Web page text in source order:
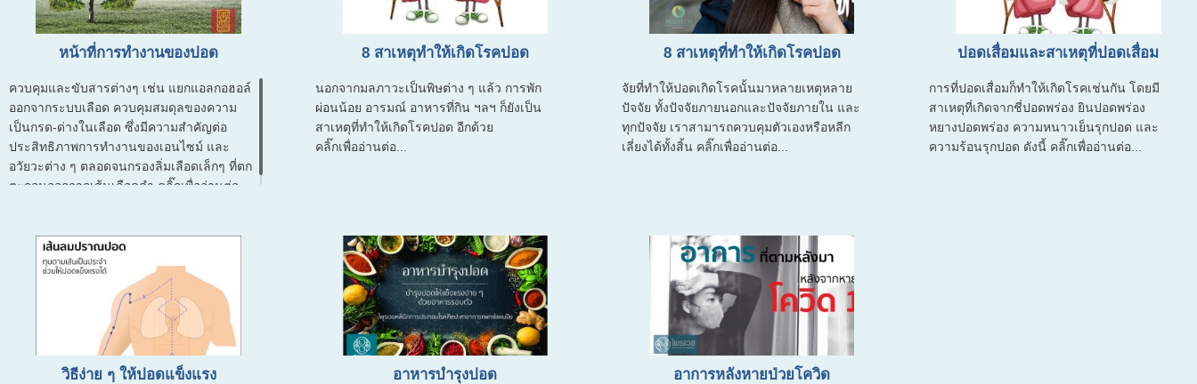
หน้าที่การทำงานของปอด
ควบคุมและขับสารต่างๆ เช่น แยกแอลกอฮอล์
ออกจากระบบเลือด ควบคุมสมดุลของความ
เป็นกรด-ด่างในเลือด ซึ่งมีความสำคัญต่อ
ประสิทธิภาพการทำงานของเอนไซม์ และ
อวัยวะต่าง ๆ ตลอดจนกรองลิ่มเลือดเล็กๆ ที่ตก
ตะกอนออกจากเส้นเลือดดำ คลิ๊กเพื่ออ่านต่อ...
8 สาเหตุทำให้เกิดโรคปอด
นอกจากมลภาวะเป็นพิษต่าง ๆ แล้ว การพัก
ผ่อนน้อย อารมณ์ อาหารที่กิน ฯลฯ ก็ยังเป็น
สาเหตุที่ทำให้เกิดโรคปอด อีกด้วย
คลิ๊กเพื่ออ่านต่อ...
8 สาเหตุที่ทำให้เกิดโรคปอด
จัยที่ทำให้ปอดเกิดโรคนั้นมาหลายเหตุหลาย
ปัจจัย ทั้งปัจจัยภายนอกและปัจจัยภายใน และ
ทุกปัจจัย เราสามารถควบคุมตัวเองหรือหลีก
เลี่ยงได้ทั้งสิ้น คลิ๊กเพื่ออ่านต่อ...
ปอดเสื่อมและสาเหตุที่ปอดเสื่อม
การที่ปอดเสื่อมก็ทำให้เกิดโรคเช่นกัน โดยมี
สาเหตุที่เกิดจากชี่ปอดพร่อง ยินปอดพร่อง
หยางปอดพร่อง ความหนาวเย็นรุกปอด และ
ความร้อนรุกปอด ดังนี้ คลิ๊กเพื่ออ่านต่อ...
วิธีง่าย ๆ ให้ปอดแข็งแรง อาหารบำรุงปอด อาการหลังหายป่วยโควิด